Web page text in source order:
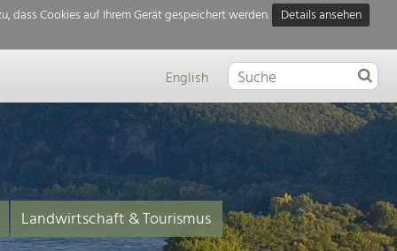
dass Cookies auf Ihrem Gerät gespeichert werden.
Details ansehen
English
Landwirtschaft & Tourismus